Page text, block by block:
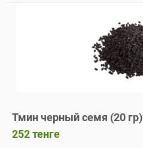
Тмин черный семя (20 гр)
252тенге